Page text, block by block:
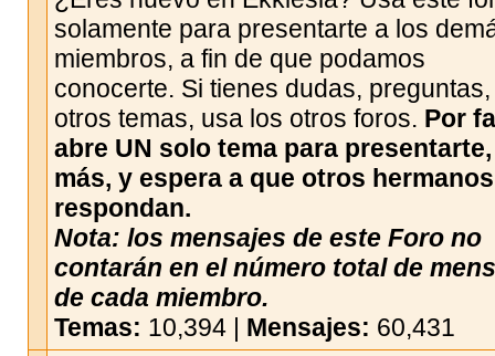
solamente para presentarte a los
miembros, a fin de que podamos
conocerte. Si tienes dudas,
otros temas, usa los otros foros. Por
abre UN solo tema para
más, y espera a que otros hermanos
respondan.
Nota: los mensajes de este Foro no
contarán en el número total de
de cada miembro.
Temas: 10,394 | Mensajes: 60,431